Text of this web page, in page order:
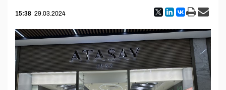
15:38 29.03.2024